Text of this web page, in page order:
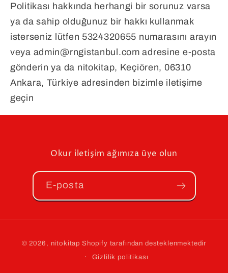
Politikası hakkında herhangi bir sorunuz varsa
ya da sahip olduğunuz bir hakkı kullanmak
isterseniz lütfen 5324320655 numarasını arayın
veya admin@rngistanbul.com adresine e-posta
gönderin ya da nitokitap, Keçiören, 06310
Ankara, Türkiye adresinden bizimle iletişime
geçin
Okur iletişim ağımıza üye olun
E-posta
© 2026, nitokitap Shopify tarafından desteklenmektedir
Gizlilik politikası